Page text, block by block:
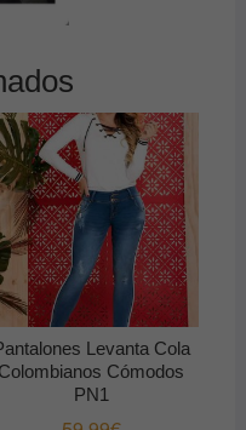
Levanta Cola
Colombianos Cómodos
PN1